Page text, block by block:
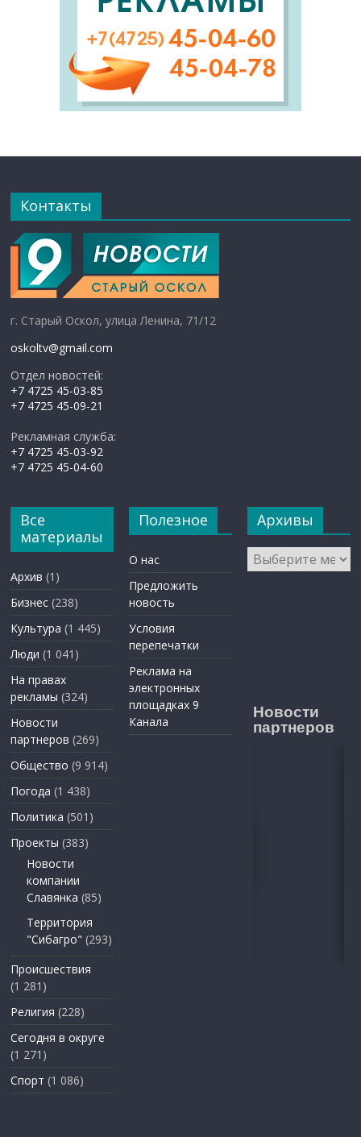
Контакты
г. Старый Оскол, улица Ленина, 71/12
oskoltv@gmail.com
Отдел новостей:
+7 4725 45-03-85
+7 4725 45-09-21
Рекламная служба:
+7 4725 45-03-92
+7 4725 45-04-60
Все
материалы
Архив (1)
Бизнес (238)
Культура (1 445)
Люди (1 041)
На правах
рекламы (324)
Новости
партнеров (269)
Общество (9 914)
Погода (1 438)
Политика (501)
Проекты (383)
Новости
компании
Славянка (85)
Территория
"Сибагро" (293)
Происшествия
(1 281)
Религия (228)
Сегодня в округе
(1 271)
Спорт (1 086)
Полезное
О нас
Предложить
новость
Условия
перепечатки
Реклама на
электронных
площадках 9
Канала
Архивы
Архивы
Новости
партнеров